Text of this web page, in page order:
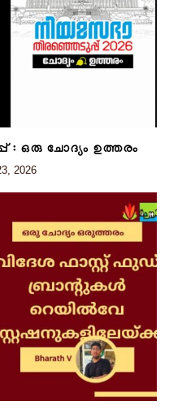
: ഒരു ചോദ്യം ഉത്തരം
2026